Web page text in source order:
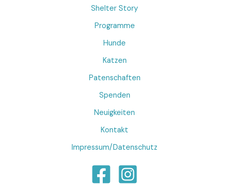
Shelter Story
Programme
Hunde
Katzen
Patenschaften
Spenden
Neuigkeiten
Kontakt
Impressum/Datenschutz